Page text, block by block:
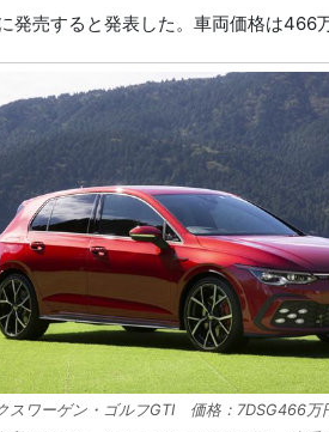
発売すると発表した。車両価格は466
スワーゲン・ゴルフGTI 価格：7DSG466